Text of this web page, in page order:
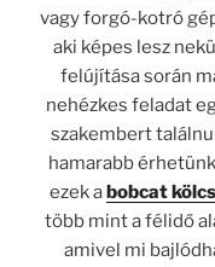
vagy forgó-kotró
aki képes lesz
felújítása során
nehézkes feladat
szakembert
hamarabb
ezek abobcat
több mint a félidő
amivel mi